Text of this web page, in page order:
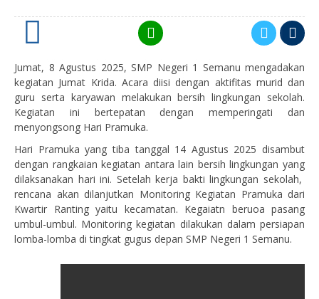
Jumat, 8 Agustus 2025, SMP Negeri 1 Semanu mengadakan
kegiatan Jumat Krida. Acara diisi dengan aktifitas murid dan
guru serta karyawan melakukan bersih lingkungan sekolah.
Kegiatan ini bertepatan dengan memperingati dan
menyongsong Hari Pramuka.
Hari Pramuka yang tiba tanggal 14 Agustus 2025 disambut
dengan rangkaian kegiatan antara lain bersih lingkungan yang
dilaksanakan hari ini. Setelah kerja bakti lingkungan sekolah,
rencana akan dilanjutkan Monitoring Kegiatan Pramuka dari
Kwartir Ranting yaitu kecamatan. Kegaiatn beruoa pasang
umbul-umbul. Monitoring kegiatan dilakukan dalam persiapan
lomba-lomba di tingkat gugus depan SMP Negeri 1 Semanu.